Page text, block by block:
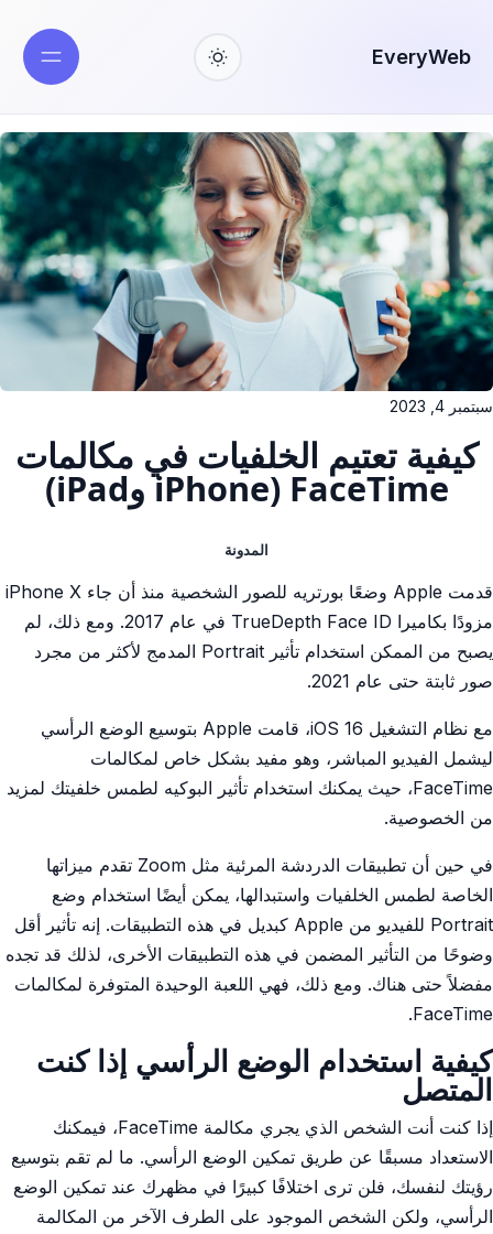
EveryWeb
سبتمبر 4, 2023
كيفية تعتيم الخلفيات في مكالمات
FaceTime (iPhone وiPad)
المدونة
قدمت Apple وضعًا بورتريه للصور الشخصية منذ أن جاء iPhone X
مزودًا بكاميرا TrueDepth Face ID في عام 2017. ومع ذلك، لم
يصبح من الممكن استخدام تأثير Portrait المدمج لأكثر من مجرد
صور ثابتة حتى عام 2021.
مع نظام التشغيل iOS 16، قامت Apple بتوسيع الوضع الرأسي
ليشمل الفيديو المباشر، وهو مفيد بشكل خاص لمكالمات
FaceTime، حيث يمكنك استخدام تأثير البوكيه لطمس خلفيتك لمزيد
من الخصوصية.
في حين أن تطبيقات الدردشة المرئية مثل Zoom تقدم ميزاتها
الخاصة لطمس الخلفيات واستبدالها، يمكن أيضًا استخدام وضع
Portrait للفيديو من Apple كبديل في هذه التطبيقات. إنه تأثير أقل
وضوحًا من التأثير المضمن في هذه التطبيقات الأخرى، لذلك قد تجده
مفضلاً حتى هناك. ومع ذلك، فهي اللعبة الوحيدة المتوفرة لمكالمات
FaceTime.
كيفية استخدام الوضع الرأسي إذا كنت
المتصل
إذا كنت أنت الشخص الذي يجري مكالمة FaceTime، فيمكنك
الاستعداد مسبقًا عن طريق تمكين الوضع الرأسي. ما لم تقم بتوسيع
رؤيتك لنفسك، فلن ترى اختلافًا كبيرًا في مظهرك عند تمكين الوضع
الرأسي، ولكن الشخص الموجود على الطرف الآخر من المكالمة